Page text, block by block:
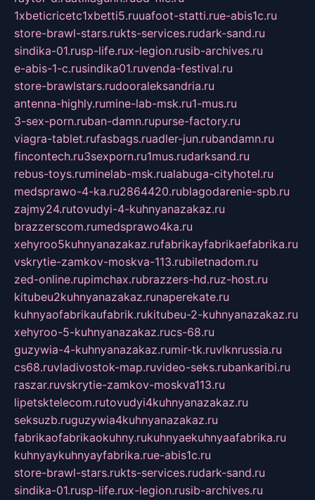
1xbeticricetc1xbetti5.ruuafoot-statti.rue-abis1c.ru
store-brawl-stars.rukts-services.rudark-sand.ru
sindika-01.rusp-life.rux-legion.rusib-archives.ru
e-abis-1-c.rusindika01.ruvenda-festival.ru
store-brawlstars.rudooraleksandria.ru
antenna-highly.rumine-lab-msk.ru1-mus.ru
3-sex-porn.ruban-damn.rupurse-factory.ru
viagra-tablet.rufasbags.ruadler-jun.rubandamn.ru
fincontech.ru3sexporn.ru1mus.rudarksand.ru
rebus-toys.ruminelab-msk.rualabuga-cityhotel.ru
medsprawo-4-ka.ru2864420.rublagodarenie-spb.ru
zajmy24.rutovudyi-4-kuhnyanazakaz.ru
brazzerscom.rumedsprawo4ka.ru
xehyroo5kuhnyanazakaz.rufabrikayfabrikaefabrika.ru
vskrytie-zamkov-moskva-113.rubiletnadom.ru
zed-online.rupimchax.rubrazzers-hd.ruz-host.ru
kitubeu2kuhnyanazakaz.runaperekate.ru
kuhnyaofabrikaufabrik.rukitubeu-2-kuhnyanazakaz.ru
xehyroo-5-kuhnyanazakaz.rucs-68.ru
guzywia-4-kuhnyanazakaz.rumir-tk.ruvlknrussia.ru
cs68.ruvladivostok-map.ruvideo-seks.rubankaribi.ru
raszar.ruvskrytie-zamkov-moskva113.ru
lipetsktelecom.rutovudyi4kuhnyanazakaz.ru
seksuzb.ruguzywia4kuhnyanazakaz.ru
fabrikaofabrikaokuhny.rukuhnyaekuhnyaafabrika.ru
kuhnyaykuhnyayfabrika.rue-abis1c.ru
store-brawl-stars.rukts-services.rudark-sand.ru
sindika-01.rusp-life.rux-legion.rusib-archives.ru